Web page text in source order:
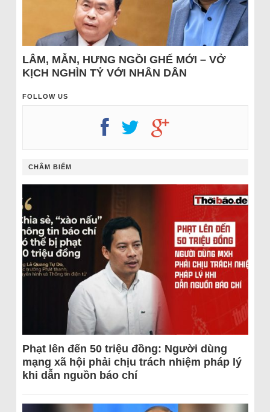
LÂM, MẪN, HƯNG NGỒI GHẾ MỚI – VỞ
KỊCH NGHÌN TỶ VỚI NHÂN DÂN
FOLLOW US
CHÂM BIẾM
Phạt lên đến 50 triệu đồng: Người dùng
mạng xã hội phải chịu trách nhiệm pháp lý
khi dẫn nguồn báo chí